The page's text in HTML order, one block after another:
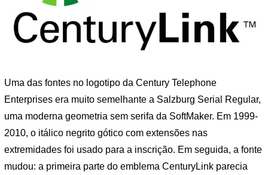
Uma das fontes no logotipo da Century Telephone
Enterprises era muito semelhante a Salzburg Serial Regular,
uma moderna geometria sem serifa da SoftMaker. Em 1999-
2010, o itálico negrito gótico com extensões nas
extremidades foi usado para a inscrição. Em seguida, a fonte
mudou: a primeira parte do emblema CenturyLink parecia